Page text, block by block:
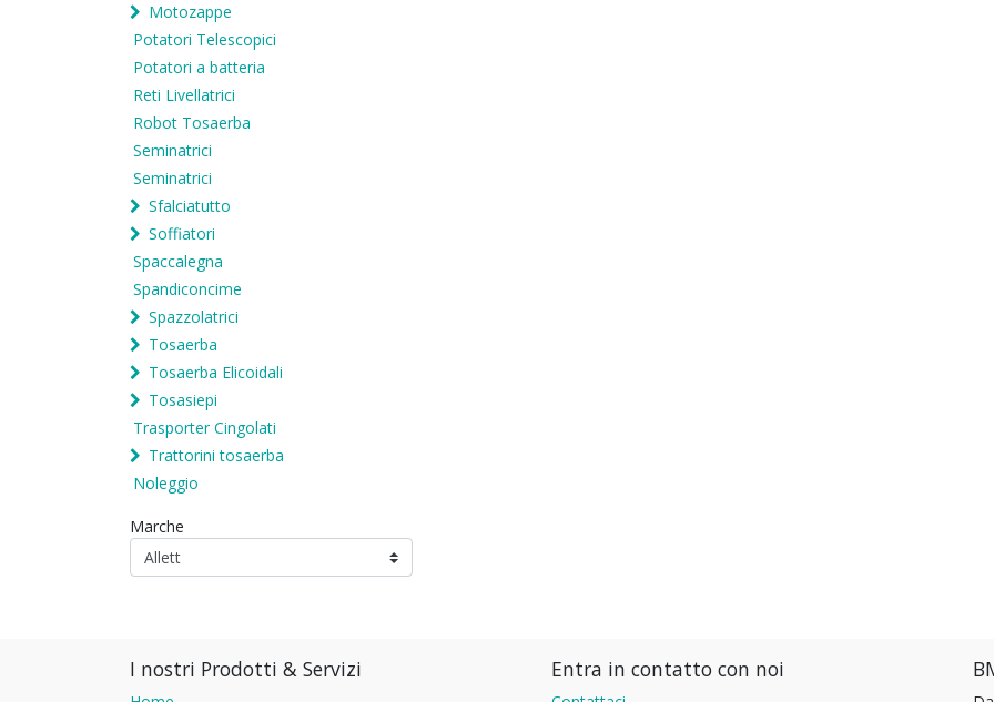
Motozappe
Potatori Telescopici
Potatori a batteria
Reti Livellatrici
Robot Tosaerba
Seminatrici
Seminatrici
Sfalciatutto
Soffiatori
Spaccalegna
Spandiconcime
Spazzolatrici
Tosaerba
Tosaerba Elicoidali
Tosasiepi
Trasporter Cingolati
Trattorini tosaerba
Noleggio
Marche
I nostri Prodotti & Servizi Entra in contatto con noi